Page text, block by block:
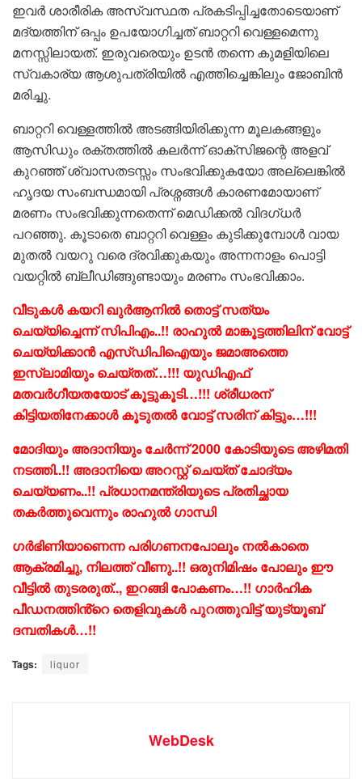
ഇവർ ശാരീരിക അസ്വസ്ഥത പ്രകടിപ്പിച്ചതോടെയാണ്
മദ്യത്തിന് ഒപ്പം ഉപയോഗിച്ചത് ബാറ്ററി വെള്ളമെന്നു
മനസ്സിലായത്. ഇരുവരെയും ഉടൻ തന്നെ കുമളിയിലെ
സ്വകാര്യ ആശുപത്രിയിൽ എത്തിച്ചെങ്കിലും ജോബിൻ
മരിച്ചു.
ബാറ്ററി വെള്ളത്തിൽ അടങ്ങിയിരിക്കുന്ന മൂലകങ്ങളും
ആസിഡും രക്തത്തിൽ കലർന്ന് ഓക്സിജന്റെ അളവ്
കുറഞ്ഞ് ശ്വാസതടസ്സം സംഭവിക്കുകയോ അല്ലെങ്കിൽ
ഹൃദയ സംബന്ധമായി പ്രശ്നങ്ങൾ കാരണമോയാണ്
മരണം സംഭവിക്കുന്നതെന്ന് മെഡിക്കൽ വിദഗ്ധർ
പറഞ്ഞു. കൂടാതെ ബാറ്ററി വെള്ളം കുടിക്കുമ്പോൾ വായ
മുതൽ വയറു വരെ ദ്രവിക്കുകയും അന്നനാളം പൊട്ടി
വയറ്റിൽ ബ്ലീഡിങ്ങുണ്ടായും മരണം സംഭവിക്കാം.
വീടുകൾ കയറി ഖുർആനിൽ തൊട്ട് സത്യം
ചെയ്യിച്ചെന്ന് സിപിഎം..!! രാഹുൽ മാങ്കൂട്ടത്തിലിന് വോട്ട്
ചെയ്യിക്കാൻ എസ്‌ഡിപിഐയും ജമാഅത്തെ
ഇസ്ലാമിയും ചെയ്തത്…!!! യുഡിഎഫ്
മതവർഗീയതയോട് കൂട്ടുകൂടി…!!! ശ്രീധരന്
കിട്ടിയതിനേക്കാൾ കൂടുതൽ വോട്ട് സരിന് കിട്ടും…!!!
മോദിയും അദാനിയും ചേർന്ന് 2000 കോടിയുടെ അഴിമതി
നടത്തി..!! അദാനിയെ അറസ്റ്റ് ചെയ്ത് ചോദ്യം
ചെയ്യണം..!! പ്രധാനമന്ത്രിയുടെ പ്രതിച്ഛായ
തകർത്തുവെന്നും രാഹുൽ ഗാന്ധി
ഗർഭിണിയാണെന്ന പരിഗണനപോലും നൽകാതെ
ആക്രമിച്ചു, നിലത്ത് വീണു..!! ഒരുനിമിഷം പോലും ഈ
വീട്ടിൽ തുടരരുത്.., ഇറങ്ങി പോകണം…!! ഗാർഹിക
പീഡനത്തിൻ്റെ തെളിവുകൾ പുറത്തുവിട്ട് യുട്യൂബ്
ദമ്പതികൾ…!!
Tags: liquor
WebDesk